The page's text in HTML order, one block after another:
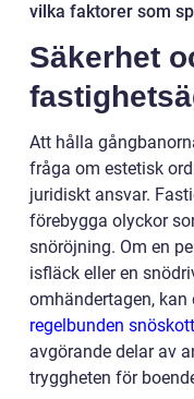
vilka faktorer som
Säkerhet
Att hålla
fråga om estetisk
juridiskt ansvar.
förebygga olyckor
snöröjning. Om en
isfläck eller en
omhändertagen,
regelbunden
avgörande delar av
tryggheten för